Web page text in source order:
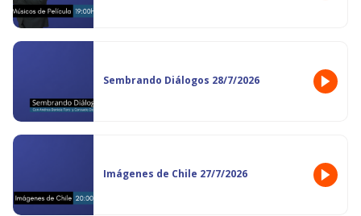
Sembrando Diálogos 28/7/2026
Imágenes de Chile 27/7/2026